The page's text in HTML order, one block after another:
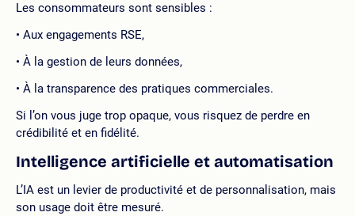
Les consommateurs sont sensibles :
Aux engagements RSE,
À la gestion de leurs données,
À la transparence des pratiques commerciales.
Si l’on vous juge trop opaque, vous risquez de perdre en
crédibilité et en fidélité.
Intelligence artificielle et automatisation
L’IA est un levier de productivité et de personnalisation, mais
son usage doit être mesuré.